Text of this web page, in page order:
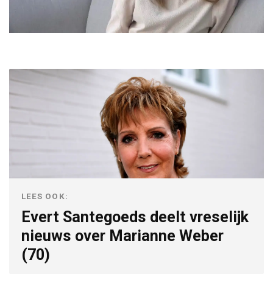
LEES OOK:
Evert Santegoeds deelt vreselijk
nieuws over Marianne Weber
(70)